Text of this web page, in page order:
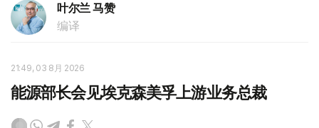
叶尔兰 马赞
编译
21:49, 03 8月 2026
能源部长会见埃克森美孚上游业务总裁